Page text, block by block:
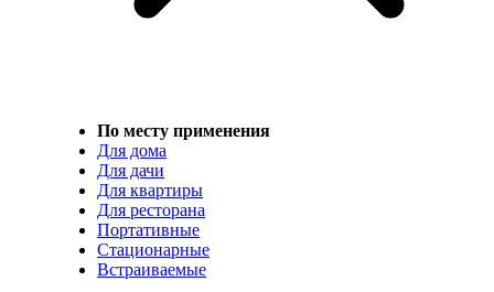
По месту применения
Для дома
Для дачи
Для квартиры
Для ресторана
Портативные
Стационарные
Встраиваемые